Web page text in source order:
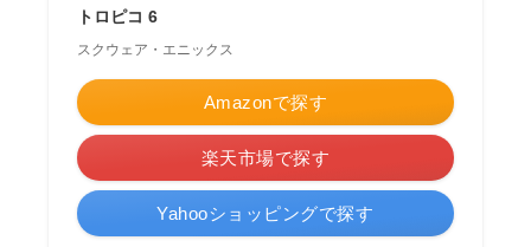
トロピコ 6
スクウェア・エニックス
Amazonで探す
楽天市場で探す
Yahooショッピングで探す